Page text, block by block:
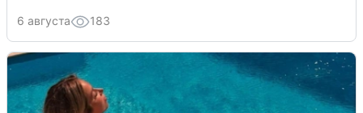
6 августа 183